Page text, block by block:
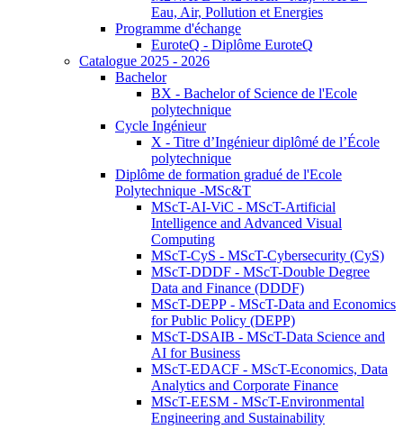
Eau, Air, Pollution et Energies
Programme d'échange
EuroteQ - Diplôme EuroteQ
Catalogue 2025 - 2026
Bachelor
BX - Bachelor of Science de l'Ecole
polytechnique
Cycle Ingénieur
X - Titre d’Ingénieur diplômé de l’École
polytechnique
Diplôme de formation gradué de l'Ecole
Polytechnique -MSc&T
MScT-AI-ViC - MScT-Artificial
Intelligence and Advanced Visual
Computing
MScT-CyS - MScT-Cybersecurity (CyS)
MScT-DDDF - MScT-Double Degree
Data and Finance (DDDF)
MScT-DEPP - MScT-Data and Economics
for Public Policy (DEPP)
MScT-DSAIB - MScT-Data Science and
AI for Business
MScT-EDACF - MScT-Economics, Data
Analytics and Corporate Finance
MScT-EESM - MScT-Environmental
Engineering and Sustainability